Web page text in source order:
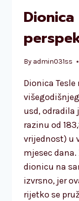
By admin031ss
Dionica
usd, odradila
razinu od
vrijednost) u
mjesec
dionicu na
izvrsno, jer
rijetko se